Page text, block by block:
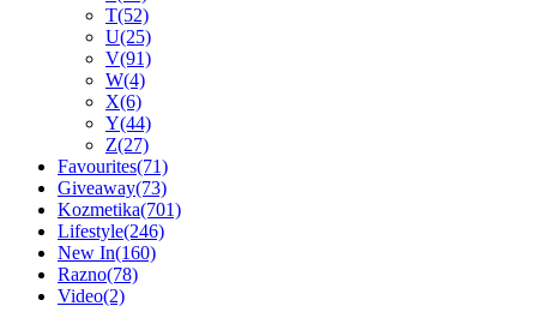
T(52)
U(25)
V(91)
W(4)
X(6)
Y(44)
Z(27)
Favourites(71)
Giveaway(73)
Kozmetika(701)
Lifestyle(246)
New In(160)
Razno(78)
Video(2)